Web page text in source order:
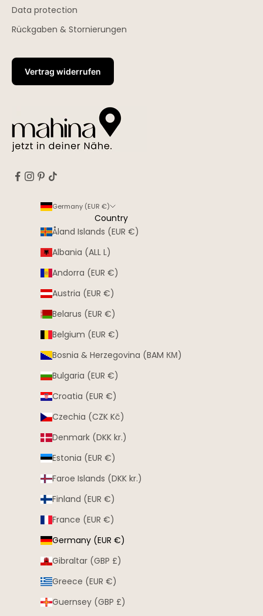
Data protection
Rückgaben & Stornierungen
Vertrag widerrufen
Germany (EUR €)
Country
Åland Islands (EUR €)
Albania (ALL L)
Andorra (EUR €)
Austria (EUR €)
Belarus (EUR €)
Belgium (EUR €)
Bosnia & Herzegovina (BAM КМ)
Bulgaria (EUR €)
Croatia (EUR €)
Czechia (CZK Kč)
Denmark (DKK kr.)
Estonia (EUR €)
Faroe Islands (DKK kr.)
Finland (EUR €)
France (EUR €)
Germany (EUR €)
Gibraltar (GBP £)
Greece (EUR €)
Guernsey (GBP £)